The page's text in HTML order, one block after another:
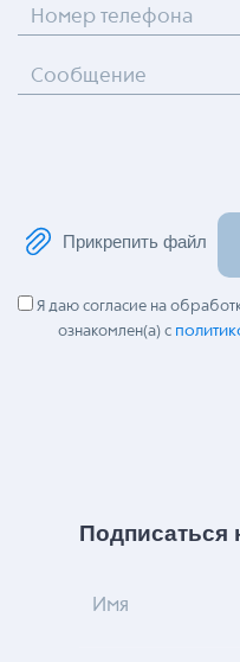
Номер телефона
Сообщение
Прикрепить файл
Я даю согласие на
ознакомлен(а) с
Подписаться
Имя